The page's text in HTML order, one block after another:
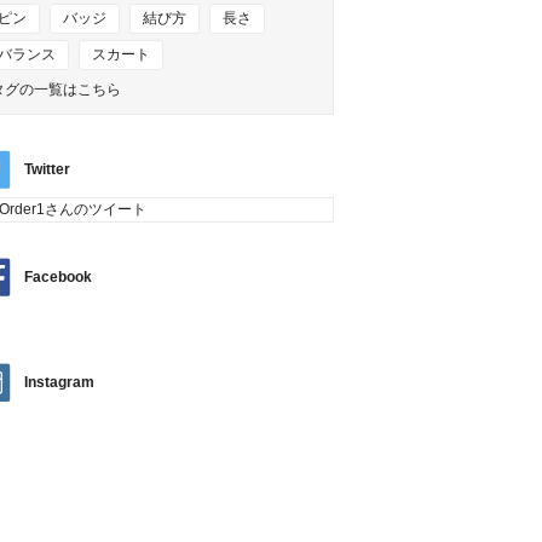
ピン バッジ 結び方 長さ
ランス スカート
グの一覧はこちら
Twitter
さんのツイート
Facebook
Instagram